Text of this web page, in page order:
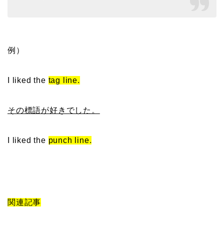
例）
I liked the tag line.
その標語が好きでした。
I liked the punch line.
関連記事